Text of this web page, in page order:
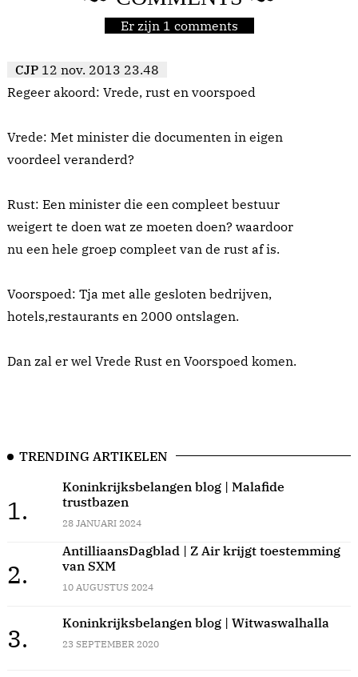
Er zijn 1 comments
CJP 12 nov. 2013 23.48
Regeer akoord: Vrede, rust en voorspoed
Vrede: Met minister die documenten in eigen
voordeel veranderd?
Rust: Een minister die een compleet bestuur
weigert te doen wat ze moeten doen? waardoor
nu een hele groep compleet van de rust af is.
Voorspoed: Tja met alle gesloten bedrijven,
hotels,restaurants en 2000 ontslagen.
Dan zal er wel Vrede Rust en Voorspoed komen.
TRENDING ARTIKELEN
1.
Koninkrijksbelangen blog | Malafide
trustbazen
28 JANUARI 2024
2.
AntilliaansDagblad | Z Air krijgt toestemming
van SXM
10 AUGUSTUS 2024
3.
Koninkrijksbelangen blog | Witwaswalhalla
23 SEPTEMBER 2020